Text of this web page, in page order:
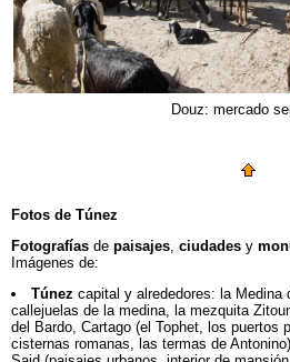
Douz: mercado
Fotos de Túnez
Fotografías de paisajes, ciudades y
Imágenes de:
Túnez capital y alrededores: la Medina
callejuelas de la medina, la mezquita
del Bardo, Cartago (el Tophet, los puertos
cisternas romanas, las termas de